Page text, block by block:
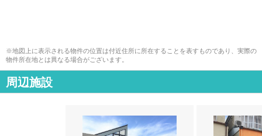
※地図上に表示される物件の位置は付近住所に所在することを表すものであり、実際の
物件所在地とは異なる場合がございます。
周辺施設